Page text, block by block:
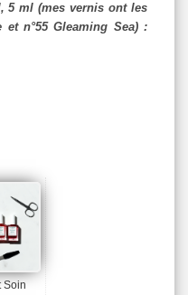
5 ml (mes vernis ont les
et n°55 Gleaming Sea) :
Soin